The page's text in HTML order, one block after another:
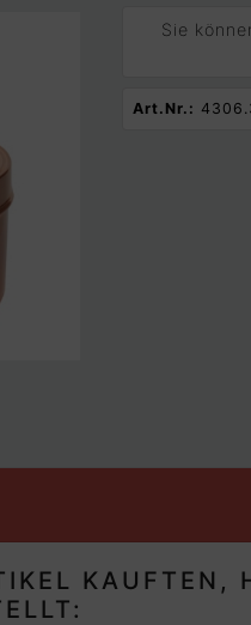
Sie
Art.Nr.:
KAUFTEN,